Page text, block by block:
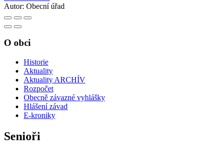
Autor: Obecní úřad
O obci
Historie
Aktuality
Aktuality ARCHÍV
Rozpočet
Obecně závazné vyhlášky
Hlášení závad
E-kroniky
Senioři